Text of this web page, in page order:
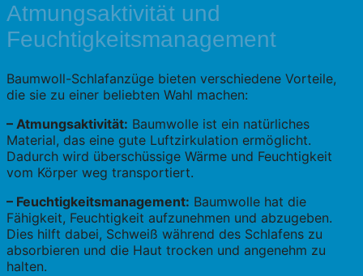
Atmungsaktivität und
Feuchtigkeitsmanagement
Baumwoll-Schlafanzüge bieten verschiedene Vorteile,
die sie zu einer beliebten Wahl machen:
– Atmungsaktivität: Baumwolle ist ein natürliches
Material, das eine gute Luftzirkulation ermöglicht.
Dadurch wird überschüssige Wärme und Feuchtigkeit
vom Körper weg transportiert.
– Feuchtigkeitsmanagement: Baumwolle hat die
Fähigkeit, Feuchtigkeit aufzunehmen und abzugeben.
Dies hilft dabei, Schweiß während des Schlafens zu
absorbieren und die Haut trocken und angenehm zu
halten.